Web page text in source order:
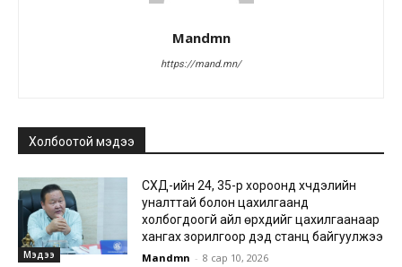
Mandmn
https://mand.mn/
Холбоотой мэдээ
Мэдээ
СХД-ийн 24, 35-р хороонд хүчдэлийн
уналттай болон цахилгаанд
холбогдоогүй айл өрхүүдийг цахилгаанаар
хангах зорилгоор дэд станц байгуулжээ
Mandmn - 8 сар 10, 2026